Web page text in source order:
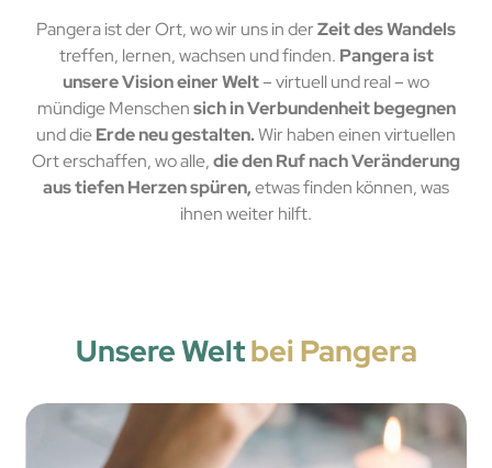
Pangera ist der Ort, wo wir uns in derZeit des Wandels
treffen, lernen, wachsen und finden. Pangera ist
unsere Vision einer Welt– virtuell und real – wo
mündige Menschensich in Verbundenheit begegnen
und dieErde neu gestalten.Wir haben einen virtuellen
Ort erschaffen, wo alle,die den Ruf nach Veränderung
aus tiefen Herzen spüren,etwas finden können, was
ihnen weiter hilft.
Unsere Weltbei Pangera